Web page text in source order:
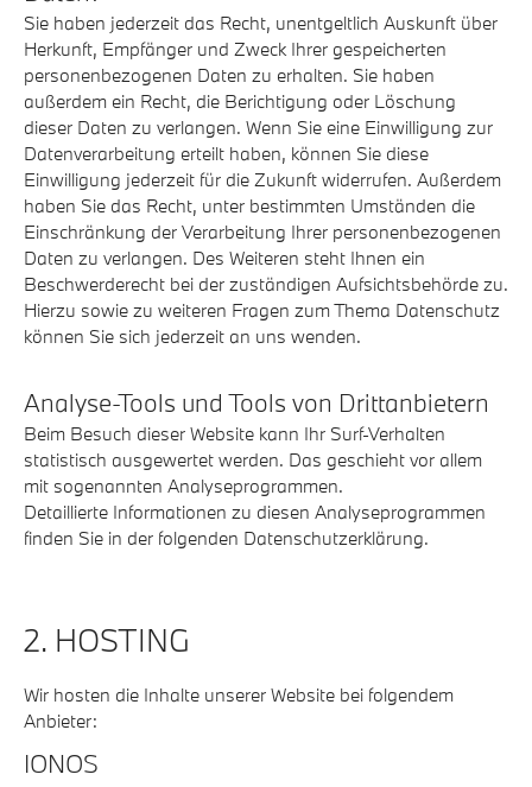
Sie haben jederzeit das Recht, unentgeltlich Auskunft über
Herkunft, Empfänger und Zweck Ihrer gespeicherten
personenbezogenen Daten zu erhalten. Sie haben
außerdem ein Recht, die Berichtigung oder Löschung
dieser Daten zu verlangen. Wenn Sie eine Einwilligung zur
Datenverarbeitung erteilt haben, können Sie diese
Einwilligung jederzeit für die Zukunft widerrufen. Außerdem
haben Sie das Recht, unter bestimmten Umständen die
Einschränkung der Verarbeitung Ihrer personenbezogenen
Daten zu verlangen. Des Weiteren steht Ihnen ein
Beschwerderecht bei der zuständigen Aufsichtsbehörde zu.
Hierzu sowie zu weiteren Fragen zum Thema Datenschutz
können Sie sich jederzeit an uns wenden.
Analyse-Tools und Tools von Dritt­anbietern
Beim Besuch dieser Website kann Ihr Surf-Verhalten
statistisch ausgewertet werden. Das geschieht vor allem
mit sogenannten Analyseprogrammen.
Detaillierte Informationen zu diesen Analyseprogrammen
finden Sie in der folgenden Datenschutzerklärung.
2. HOSTING
Wir hosten die Inhalte unserer Website bei folgendem
Anbieter:
IONOS